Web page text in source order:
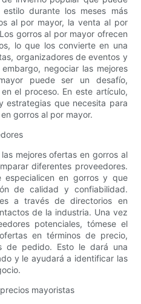
durante los meses más
al por mayor, la venta al por
gorros al por mayor ofrecen
lo que los convierte en una
organizadores de eventos y
negociar las mejores
puede ser un desafío,
el proceso. En este artículo,
estrategias que necesita para
gorros al por mayor.
mejores ofertas en gorros al
diferentes proveedores.
especialicen en gorros y que
de calidad y confiabilidad.
a través de directorios en
de la industria. Una vez
potenciales, tómese el
en términos de precio,
de pedido. Esto le dará una
y le ayudará a identificar las
mayoristas